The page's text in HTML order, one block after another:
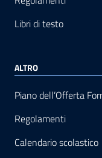
Libri di testo
ALTRO
Piano dell’Offerta
Regolamenti
Calendario scolastico